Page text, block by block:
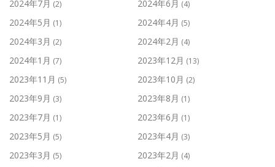
2024年7月 (2) 2024年6月 (4)
2024年5月 (1) 2024年4月 (5)
2024年3月 (2) 2024年2月 (4)
2024年1月 (7) 2023年12月 (13)
2023年11月 (5) 2023年10月 (2)
2023年9月 (3) 2023年8月 (1)
2023年7月 (1) 2023年6月 (1)
2023年5月 (5) 2023年4月 (3)
2023年3月 (5) 2023年2月 (4)